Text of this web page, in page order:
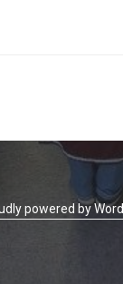
powered by